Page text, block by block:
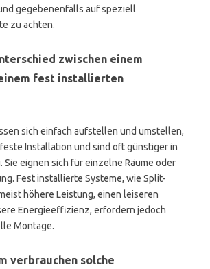
gegebenenfalls auf speziell
zu achten.
zwischen einem
fest installierten
sich einfach aufstellen und umstellen,
Installation und sind oft günstiger in
Sie eignen sich für einzelne Räume oder
Fest installierte Systeme, wie Split-
höhere Leistung, einen leiseren
Energieeffizienz, erfordern jedoch
Montage.
verbrauchen solche